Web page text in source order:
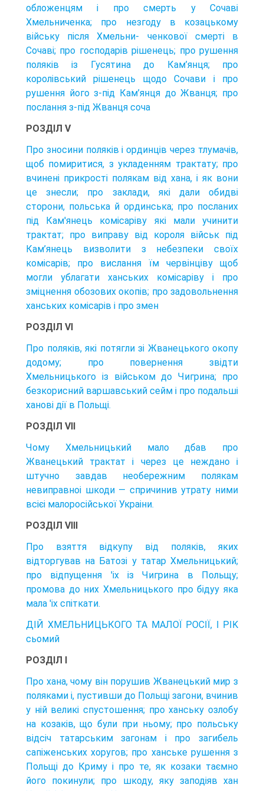
обложенцям і про смерть у Сочаві
Хмельниченка; про незгоду в козацькому
війську після Хмельни- ченкової смерті в
Сочаві; про господарів рішенець; про рушення
поляків із Гусятина до Кам’янця; про
королівський рішенець щодо Сочави і про
рушення його з-під Кам’янця до Жванця; про
послання з-під Жванця соча
РОЗДІЛ V
Про зносини поляків і ординців через тлумачів,
щоб помиритися, з укладенням трактату; про
вчинені прикрості полякам від хана, і як вони
це знесли; про заклади, які дали обидві
сторони, польська й ординська; про посланих
під Кам'янець комісаріву які мали учинити
трактат; про виправу від короля військ під
Кам’янець визволити з небезпеки своїх
комісарів; про вислання їм червінціву щоб
могли ублагати ханських комісаріву і про
зміцнення обозових окопів; про задовольнення
ханських комісарів і про змен
РОЗДІЛ VI
Про поляків, які потягли зі Жванецького окопу
додому; про повернення звідти
Хмельницького із військом до Чигрина; про
безкорисний варшавський сейм і про подальші
ханові дії в Польщі.
РОЗДІЛ VII
Чому Хмельницький мало дбав про
Жванецький трактат і через це неждано і
штучно завдав необережним полякам
невиправноі шкоди — спричинив утрату ними
всієі малоросійської Украіни.
РОЗДІЛ VIII
Про взяття відкупу від поляків, яких
відторгував на Батозі у татар Хмельницький;
про відпущення 'ix із Чигрина в Польщу;
промова до них Хмельницького про бідуу яка
мала 'ix спіткати.
ДІЙ ХМЕЛЬНИЦЬКОГО TA МАЛОЇ РОСІЇ, I PIK
сьомий
РОЗДІЛ I
Про хана, чому він порушив Жванецький мир з
поляками і, пустивши до Польщі загони, вчинив
у ній великі спустошення; про ханську озлобу
на козаків, що були при ньому; про польську
відсіч татарським загонам і про загибель
сапіженських хоругов; про ханське рушення з
Польщі до Криму і про те, як козаки таємно
його покинули; про шкоду, яку заподіяв хан